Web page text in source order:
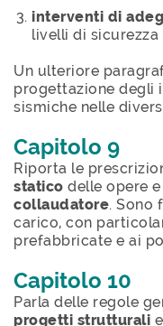
interventi di
livelli di sicurezza
Un ulteriore
progettazione degli
sismiche nelle
Capitolo 9
Riporta le
statico delle opere
collaudatore. Sono
carico, con
prefabbricate e ai
Capitolo 10
Parla delle regole
progetti strutturali